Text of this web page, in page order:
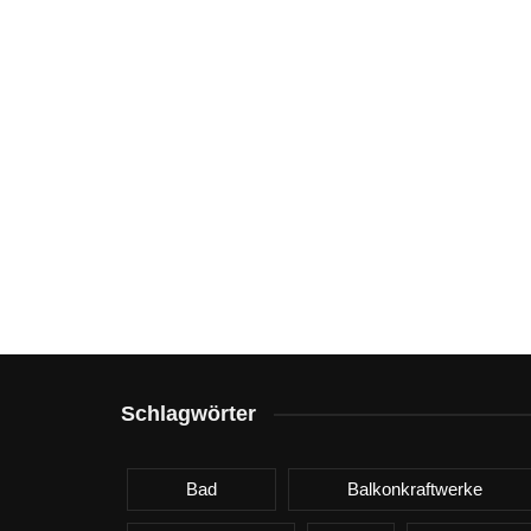
Schlagwörter
Bad Balkonkraftwerke